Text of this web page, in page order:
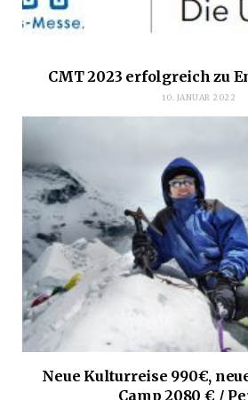
CMT 2023 erfolgreich zu
10. JANUAR 2022
Neue Kulturreise 990€,
Camp 2080 € /